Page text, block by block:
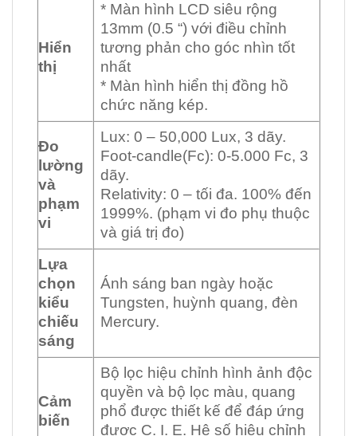
Hiển
thị
* Màn hình LCD siêu rộng
13mm (0.5 “) với điều chỉnh
tương phản cho góc nhìn tốt
nhất
* Màn hình hiển thị đồng hồ
chức năng kép.
Đo
lường
và
phạm
vi
Lux: 0 – 50,000 Lux, 3 dãy.
Foot-candle(Fc): 0-5.000 Fc, 3
dãy.
Relativity: 0 – tối đa. 100% đến
1999%. (phạm vi đo phụ thuộc
và giá trị đo)
Lựa
chọn
kiểu
chiếu
sáng
Ánh sáng ban ngày hoặc
Tungsten, huỳnh quang, đèn
Mercury.
Cảm
biến
Bộ lọc hiệu chỉnh hình ảnh độc
quyền và bộ lọc màu, quang
phổ được thiết kế để đáp ứng
được C. I. E. Hệ số hiệu chỉnh